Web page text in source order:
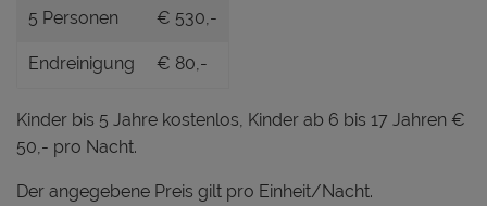
5 Personen € 530,-
Endreinigung € 80,-
Kinder bis 5 Jahre kostenlos, Kinder ab 6 bis 17 Jahren €
50,- pro Nacht.
Der angegebene Preis gilt pro Einheit/Nacht.